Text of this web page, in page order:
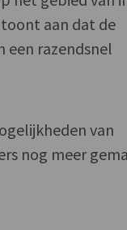
aan dat de
razendsnel
van
nog meer